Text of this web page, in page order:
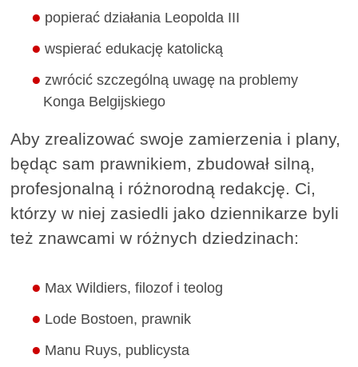
popierać działania Leopolda III
wspierać edukację katolicką
zwrócić szczególną uwagę na problemy
Konga Belgijskiego
Aby zrealizować swoje zamierzenia i plany,
będąc sam prawnikiem, zbudował silną,
profesjonalną i różnorodną redakcję. Ci,
którzy w niej zasiedli jako dziennikarze byli
też znawcami w różnych dziedzinach:
Max Wildiers, filozof i teolog
Lode Bostoen, prawnik
Manu Ruys, publicysta